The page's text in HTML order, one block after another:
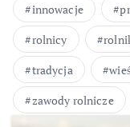
innowacje
rolnicy
tradycja
wieś
zawody rolnicze